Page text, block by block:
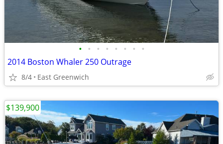
• • • • • • • •
2014 Boston Whaler 250 Outrage
8/4 East Greenwich
$139,900